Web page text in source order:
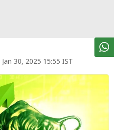
Jan 30, 2025 15:55 IST